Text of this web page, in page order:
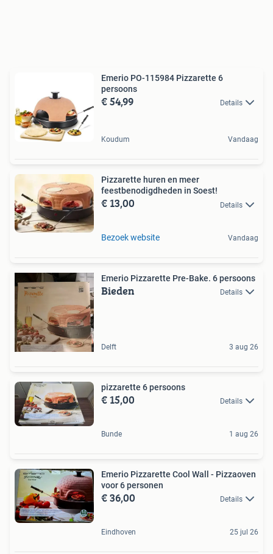
Emerio PO-115984 Pizzarette 6
persoons
€ 54,99 Details
Koudum Vandaag
Pizzarette huren en meer
feestbenodigdheden in Soest!
€ 13,00 Details
Bezoek website Vandaag
Emerio Pizzarette Pre-Bake. 6 persoons
Bieden Details
Delft 3 aug 26
pizzarette 6 persoons
€ 15,00 Details
Bunde 1 aug 26
Emerio Pizzarette Cool Wall - Pizzaoven
voor 6 personen
€ 36,00 Details
Eindhoven 25 jul 26